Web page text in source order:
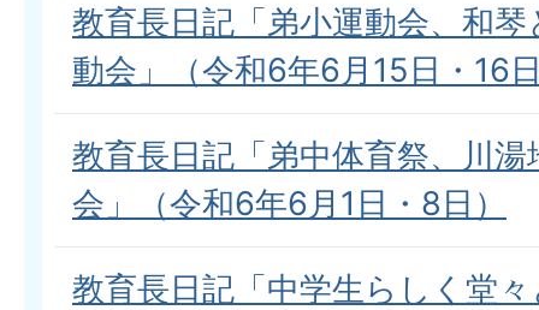
教育長日記「弟小運動会、和
動会」（令和6年6月15日・16
教育長日記「弟中体育祭、川
会」（令和6年6月1日・8日）
教育長日記「中学生らしく堂